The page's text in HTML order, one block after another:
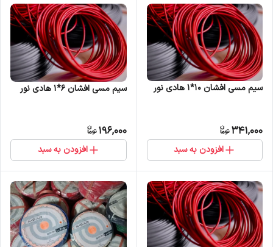
سیم مسی افشان 10*1 هادی نور
341,000
افزودن به سبد
سیم مسی افشان 6*1 هادی نور
196,000
افزودن به سبد